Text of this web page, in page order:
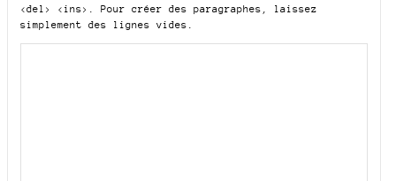
<del> <ins>
. Pour créer des paragraphes, laissez
simplement des lignes vides.